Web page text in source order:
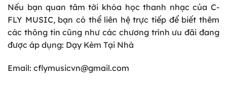
Nếu bạn quan tâm tới khóa học thanh nhạc của C-
FLY MUSIC, bạn có thể liên hệ trực tiếp để biết thêm
các thông tin cũng như các chương trình ưu đãi đang
được áp dụng: Dạy Kèm Tại Nhà
Email: cflymusicvn@gmail.com